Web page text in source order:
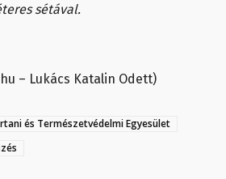
sétával.
– Lukács Katalin Odett)
és Természetvédelmi Egyesület